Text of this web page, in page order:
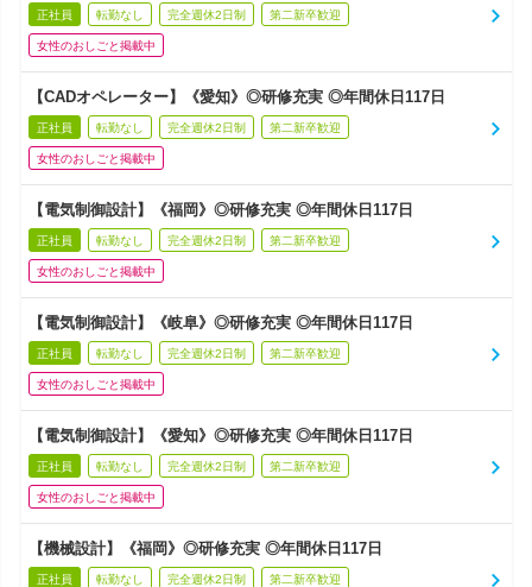
正社員 転勤なし 完全週休2日制 第二新卒歓迎
女性のおしごと掲載中
【CADオペレーター】《愛知》◎研修充実 ◎年間休日117日
正社員 転勤なし 完全週休2日制 第二新卒歓迎
女性のおしごと掲載中
【電気制御設計】《福岡》◎研修充実 ◎年間休日117日
正社員 転勤なし 完全週休2日制 第二新卒歓迎
女性のおしごと掲載中
【電気制御設計】《岐阜》◎研修充実 ◎年間休日117日
正社員 転勤なし 完全週休2日制 第二新卒歓迎
女性のおしごと掲載中
【電気制御設計】《愛知》◎研修充実 ◎年間休日117日
正社員 転勤なし 完全週休2日制 第二新卒歓迎
女性のおしごと掲載中
【機械設計】《福岡》◎研修充実 ◎年間休日117日
正社員 転勤なし 完全週休2日制 第二新卒歓迎